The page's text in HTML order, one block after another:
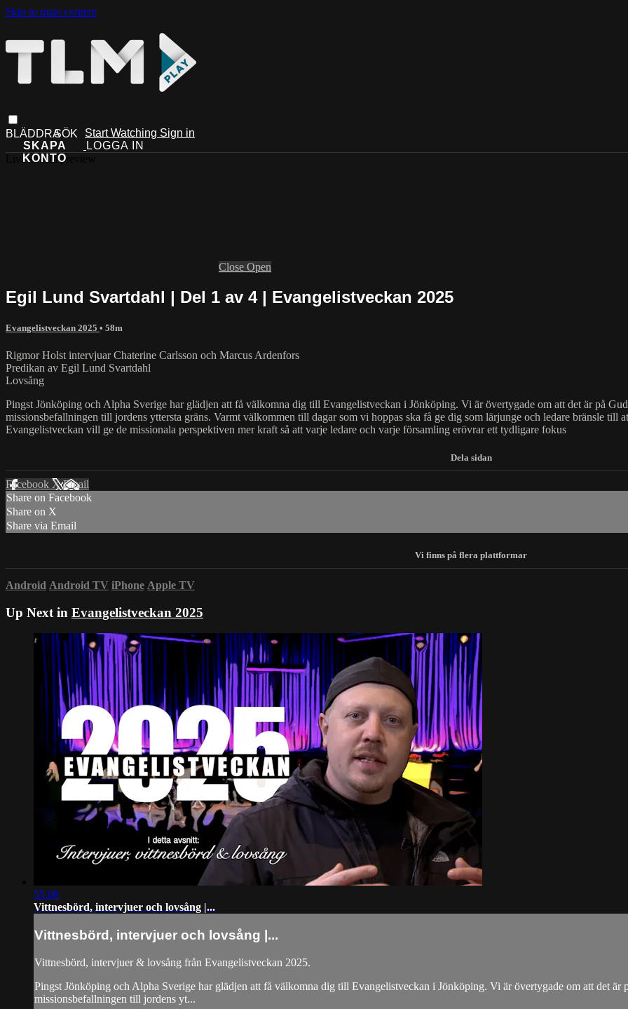
Skip to main content
Start Watching Sign in
Live stream preview
Close Open
Egil Lund Svartdahl | Del 1 av 4 | Evangelistveckan 2025
Evangelistveckan 2025 • 58m
Rigmor Holst intervjuar Chaterine Carlsson och Marcus Ardenfors
Predikan av Egil Lund Svartdahl
Lovsång
Pingst Jönköping och Alpha Sverige har glädjen att få välkomna dig till Evangelistveckan i Jönköping. Vi är övertygade om att det är på
missionsbefallningen till jordens yttersta gräns. Varmt välkommen till dagar som vi hoppas ska få ge dig som lärjunge och ledare bränsle till
Evangelistveckan vill ge de missionala perspektiven mer kraft så att varje ledare och varje församling erövrar ett tydligare fokus
Facebook XEmail
Share on Facebook
Share on X
Share via Email
Android Android TV iPhone Apple TV
Up Next in Evangelistveckan 2025
55:09
Vittnesbörd, intervjuer och lovsång |...
Vittnesbörd, intervjuer och lovsång |...
Vittnesbörd, intervjuer & lovsång från Evangelistveckan 2025.
Pingst Jönköping och Alpha Sverige har glädjen att få välkomna dig till Evangelistveckan i Jönköping. Vi är övertygade om att det
missionsbefallningen till jordens yt...